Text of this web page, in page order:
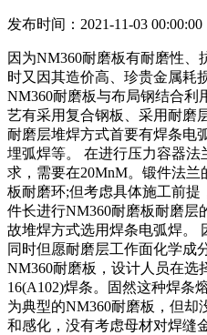
发布时间：2021-11-03 00:00:00
因为NM360耐磨板有耐磨性、
时又因其造价高、珍贵金属耗
NM360耐磨板与布局钢结合利
艺有采用复合钢板、采用耐磨
耐磨层堆焊方式首要有焊条电
埋弧焊等。 在进行压力容器
求，需要在20MnM。锻件法
板耐磨环;但考虑具体施工前
件长进行NM360耐磨板耐磨层
故堆焊方式选用焊条电弧焊。
同时但愿耐磨层工作面化学成
NM360耐磨板，设计人员在选
16(A102)焊条。固然这种焊条
为典型的NM360耐磨板，但却
和感化，没有考虑母材对焊缝